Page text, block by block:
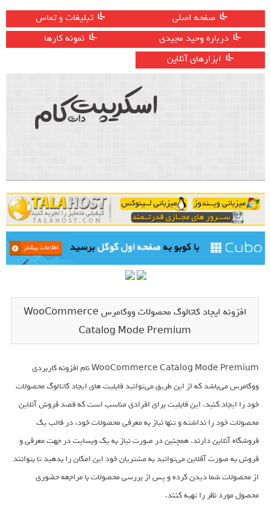
صفحه اصلی
تبلیغات و تماس
درباره وحید مجیدی
نمونه کارها
ابزارهای آنلاین
افزونه ایجاد کاتالوگ محصولات ووکامرس WooCommerce
Catalog Mode Premium
WooCommerce Catalog Mode Premium نام افزونه کاربردی
ووکامرس می‌باشد که از این طریق می‌توانید قابلیت های ایجاد کاتالوگ محصولات
خود را ایجاد کنید. این قابلیت برای افرادی مناسب است که قصد فروش آنلاین
محصولات خود را نداشته و تنها نیاز به معرفی محصولات خود، در قالب یک
فروشگاه آنلاین دارند. همچنین در صورت نیاز به یک وبسایت در جهت معرفی و
فروش به صورت آفلاین می‌توانید به مشتریان خود این امکان را بدهید تا بتوانند
از محصولات شما دیدن کرده و پس از بررسی محصولات با مراجعه حضوری
محصول مورد نظر را تهیه کنند.